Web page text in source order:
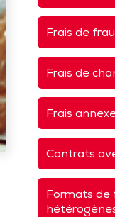
Frais de
Frais de
Frais
Contrats
Formats de